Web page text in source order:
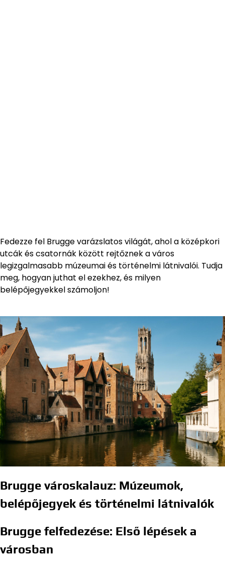
Fedezze fel Brugge varázslatos világát, ahol a középkori
utcák és csatornák között rejtőznek a város
legizgalmasabb múzeumai és történelmi látnivalói. Tudja
meg, hogyan juthat el ezekhez, és milyen
belépőjegyekkel számoljon!
Brugge városkalauz: Múzeumok,
belépőjegyek és történelmi látnivalók
Brugge felfedezése: Első lépések a
városban